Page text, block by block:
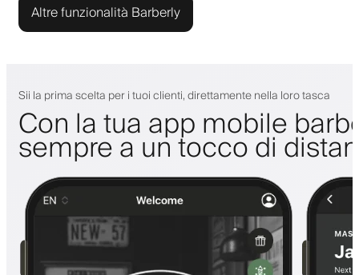
Altre funzionalità Barberly
Sii la prima scelta per i tuoi clienti, direttamente nella loro tasca
Con la tua app mobile
sempre a un tocco di